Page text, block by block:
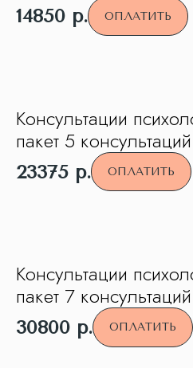
14850 р. ОПЛАТИТЬ
Консультации
пакет 5
23375 р. ОПЛАТИТЬ
Консультации
пакет 7
30800 р. ОПЛАТИТЬ